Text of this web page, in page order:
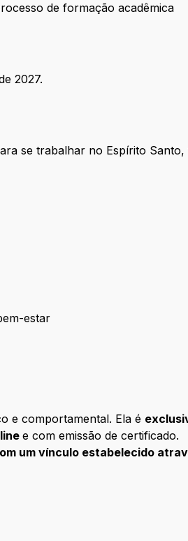
de formação acadêmica
2027.
se trabalhar no Espírito Santo,
estar
e comportamental. Ela é
e com emissão de certificado.
um vínculo estabelecido